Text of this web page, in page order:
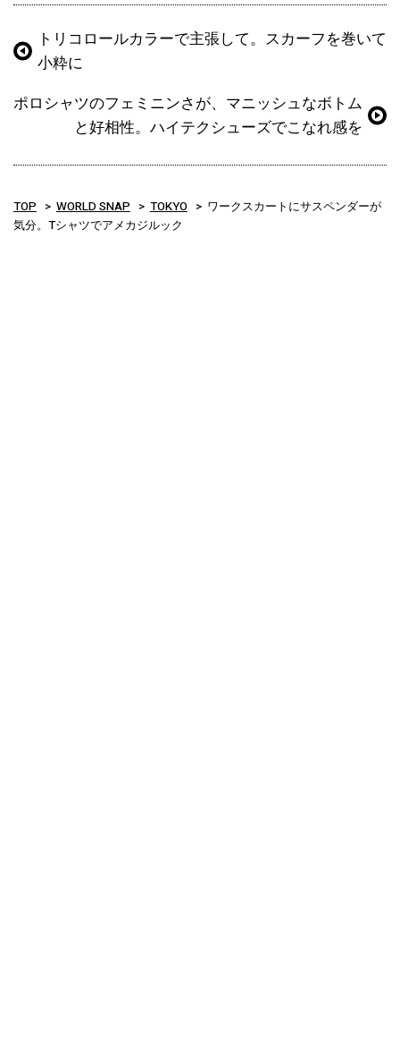
トリコロールカラーで主張して。スカーフを巻いて
小粋に
ポロシャツのフェミニンさが、マニッシュなボトム
と好相性。ハイテクシューズでこなれ感を
TOP WORLD SNAP TOKYO
ワークスカートにサスペンダーが
気分。Tシャツでアメカジルック